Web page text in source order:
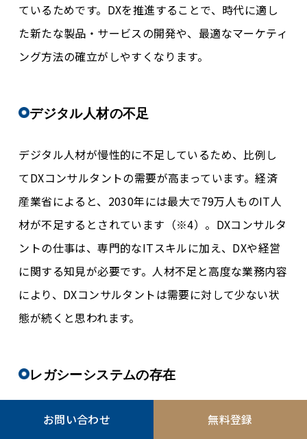
お問い合わせ 無料登録
ているためです。DXを推進することで、時代に適し
た新たな製品・サービスの開発や、最適なマーケティ
ング方法の確立がしやすくなります。
デジタル人材の不足
デジタル人材が慢性的に不足しているため、比例し
てDXコンサルタントの需要が高まっています。経済
産業省によると、2030年には最大で79万人ものIT人
材が不足するとされています（※4）。DXコンサルタ
ントの仕事は、専門的なITスキルに加え、DXや経営
に関する知見が必要です。人材不足と高度な業務内容
により、DXコンサルタントは需要に対して少ない状
態が続くと思われます。
レガシーシステムの存在
レガシーシステムとは、古い技術によって構成された